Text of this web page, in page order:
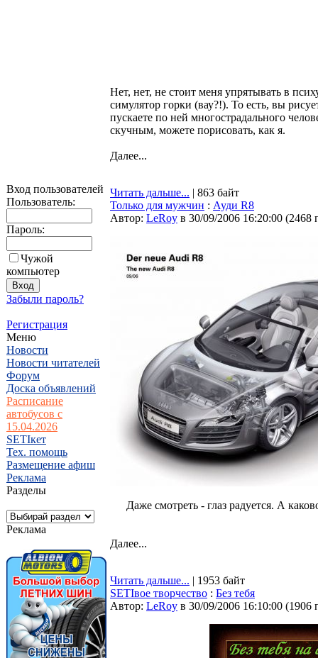
Вход пользователей
Пользователь:
Пароль:
Чужой
компьютер
Забыли пароль?
Регистрация
Меню
Новости
Новости читателей
Форум
Доска объявлений
Расписание
автобусов с
15.04.2026
SETIкет
Тех. помощь
Размещение афиш
Реклама
Разделы
Реклама
Нет, нет, не стоит меня упрятывать в
симулятор горки (вау?!). То есть, вы
пускаете по ней многострадального
скучным, можете порисовать, как я.
Далее...
Читать дальше... | 863 байт
Только для мужчин : Ауди R8
Автор: LeRoy в 30/09/2006 16:20:00 (2468
Даже смотреть - глаз радуется. А
Далее...
Читать дальше... | 1953 байт
SETIвое творчество : Без тебя
Автор: LeRoy в 30/09/2006 16:10:00 (1906